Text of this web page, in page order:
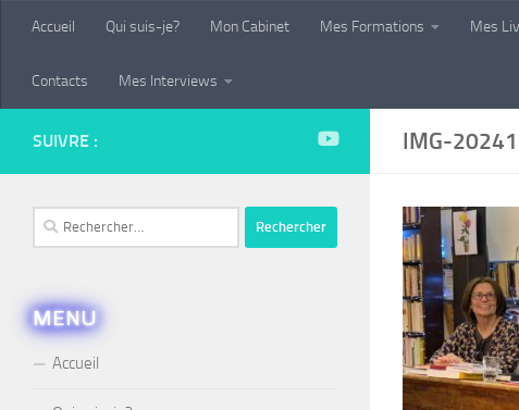
Accueil Qui suis-je? Mon Cabinet Mes Formations Mes
Contacts Mes Interviews
IMG-
SUIVRE :
Rechercher :
MENU
Accueil